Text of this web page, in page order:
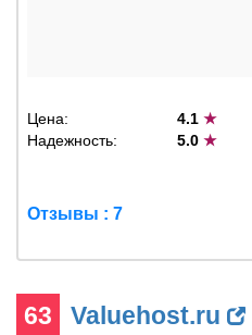
Цена: 4.1★
Надежность:
5.0★
Отзывы : 7
63 Valuehost.ru